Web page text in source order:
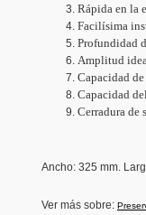
Rápida en la
Facilísima
Profundidad
Amplitud
Capacidad
Capacidad
Cerradura de
Ancho: 325 mm.
Ver más sobre: